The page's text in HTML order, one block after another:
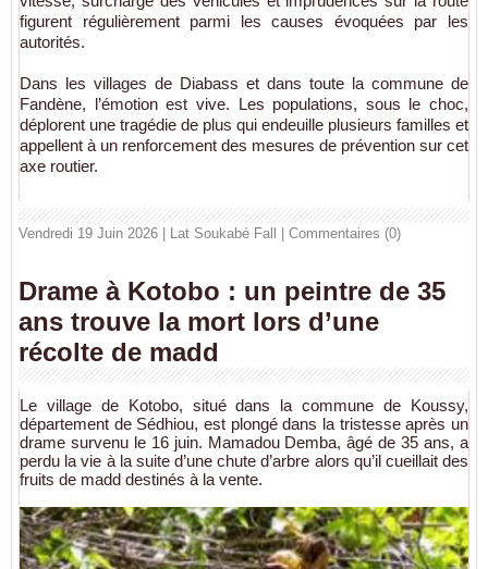
figurent régulièrement parmi les causes évoquées par les
autorités.
Dans les villages de Diabass et dans toute la commune de
Fandène, l’émotion est vive. Les populations, sous le choc,
déplorent une tragédie de plus qui endeuille plusieurs familles et
appellent à un renforcement des mesures de prévention sur cet
axe routier.
Vendredi 19 Juin 2026 | Lat Soukabé Fall Commentaires (0)
Drame à Kotobo : un peintre de 35
ans trouve la mort lors d’une
récolte de madd
Le village de Kotobo, situé dans la commune de Koussy,
département de Sédhiou, est plongé dans la tristesse après un
drame survenu le 16 juin. Mamadou Demba, âgé de 35 ans, a
perdu la vie à la suite d’une chute d’arbre alors qu’il cueillait des
fruits de madd destinés à la vente.